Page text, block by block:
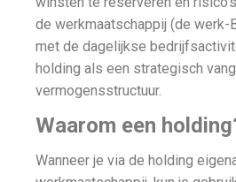
de werkmaatschappij (de werk-
met de dagelijkse
holding als een strategisch
vermogensstructuur.
Waarom een
Wanneer je via de holding